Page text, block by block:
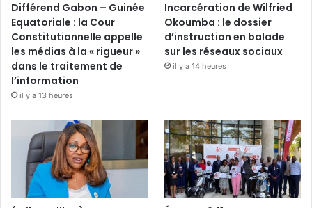
Différend Gabon – Guinée
Equatoriale : la Cour
Constitutionnelle appelle
les médias à la « rigueur »
dans le traitement de
l’information
il y a 13 heures
Incarcération de Wilfried
Okoumba : le dossier
d’instruction en balade
sur les réseaux sociaux
il y a 14 heures